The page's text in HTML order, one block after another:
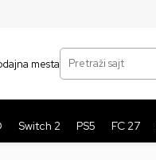
mesta
Pretraži sajt
Switch 2 PS5 FC 27